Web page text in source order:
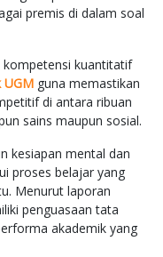
premis di dalam soal
kompetensi kuantitatif
UGM guna memastikan
di antara ribuan
sains maupun sosial.
kesiapan mental dan
proses belajar yang
Menurut laporan
penguasaan tata
akademik yang